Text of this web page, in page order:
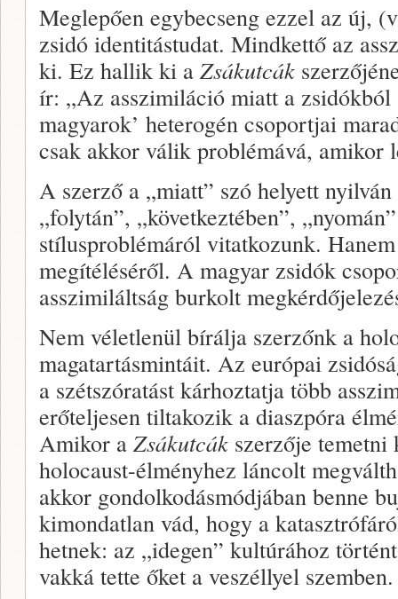
Meglepően egybecseng ezzel az új,
zsidó identitástudat. Mindkettő az
ki. Ez hallik ki a Zsákutcák
ír: „Az asszimiláció miatt a zsidókból
magyarok’ heterogén cso­portjai
csak akkor válik problémává, amikor
A szerző a „miatt” szó helyett
„folytán”, „kö­vetkeztében”,
stílusproblémáról vitatkozunk.
megítéléséről. A magyar zsidók
asszimiláltság burkolt
Nem véletlenül bírálja szerzőnk a
magatartásmintáit. Az európai
a szétszóratást kárhoztatja több
erő­teljesen tiltakozik a diaszpóra
Amikor a Zsákutcák szerzője temetni
holocaust-élményhez láncolt
akkor gondolkodásmódjában benne
kimondatlan vád, hogy a
hetnek: az „idegen” kultúrához
vakká tette őket a veszéllyel szemben.